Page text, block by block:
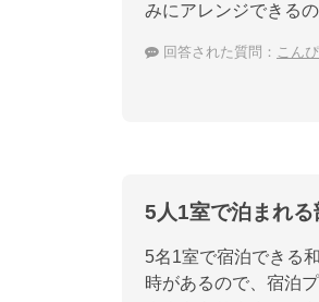
みにアレンジできる
回答された質問： こん
5人1室で泊まれ
5名1室で宿泊できる
時があるので、宿泊